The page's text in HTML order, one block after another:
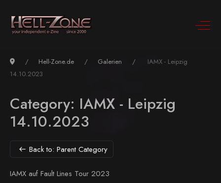
Hell-Zone.de Galerien
IAMX - Leipzig
14.10.2023
Category: IAMX - Leipzig
14.10.2023
Back to: Parent Category
IAMX auf Fault Lines Tour 2023